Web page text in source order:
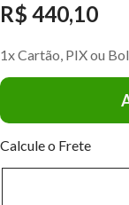
R$ 440,10
1x Cartão, PIX ou
Calcule o Frete